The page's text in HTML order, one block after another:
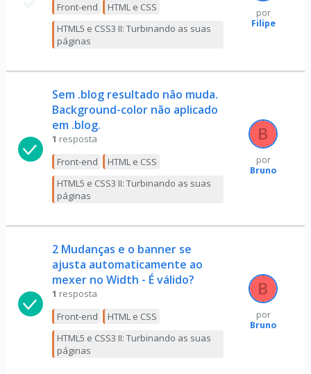
Front-end
HTML e CSS
HTML5 e CSS3 II: Turbinando as suas
páginas
por
Filipe
Sem .blog resultado não muda.
Background-color não aplicado
em .blog.
1 resposta
Front-end
HTML e CSS
HTML5 e CSS3 II: Turbinando as suas
páginas
por
Bruno
2 Mudanças e o banner se
ajusta automaticamente ao
mexer no Width - É válido?
1 resposta
Front-end
HTML e CSS
HTML5 e CSS3 II: Turbinando as suas
páginas
por
Bruno